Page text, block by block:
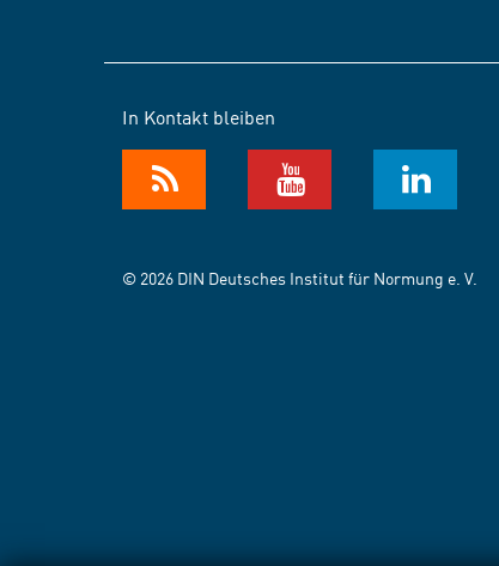
In Kontakt bleiben
© 2026 DIN Deutsches Institut für Normung e. V.